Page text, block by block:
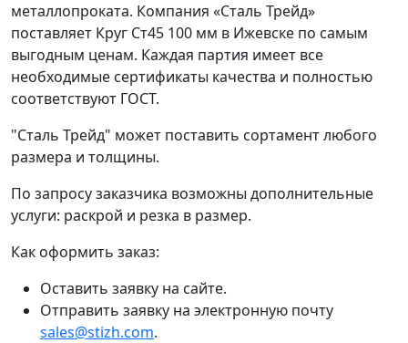
металлопроката. Компания «Сталь Трейд»
поставляет Круг Ст45 100 мм в Ижевске по самым
выгодным ценам. Каждая партия имеет все
необходимые сертификаты качества и полностью
соответствуют ГОСТ.
"Сталь Трейд" может поставить сортамент любого
размера и толщины.
По запросу заказчика возможны дополнительные
услуги: раскрой и резка в размер.
Как оформить заказ:
Оставить заявку на сайте.
Отправить заявку на электронную почту
sales@stizh.com.